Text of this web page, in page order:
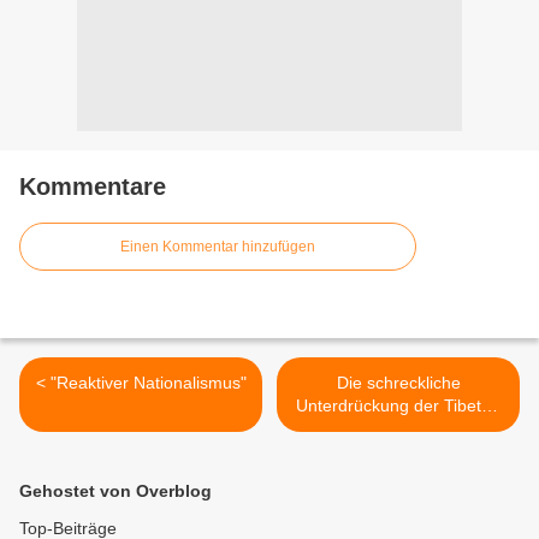
Kommentare
Einen Kommentar hinzufügen
< "Reaktiver Nationalismus"
Die schreckliche
Unterdrückung der Tibeter,
veranschaulicht an zwei
Gehostet von Overblog
Top-Beiträge